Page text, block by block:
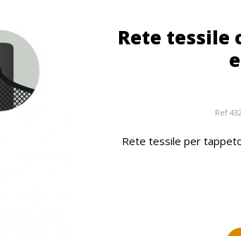
Rete tessile
Ref
Rete tessile per